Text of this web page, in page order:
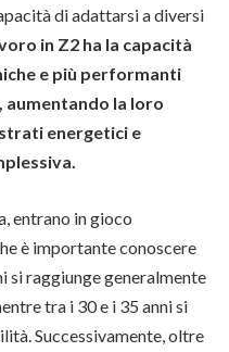
di adattarsi a diversi
in Z2 ha la capacità
e più performanti
la loro
energetici e
entrano in gioco
è importante conoscere
si raggiunge generalmente
tra i 30 e i 35 anni si
Successivamente, oltre